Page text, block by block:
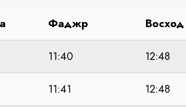
Фаджр Восход
11:40 12:48
11:41 12:48